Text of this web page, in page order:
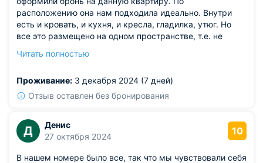
расположению она нам подходила идеально. Внутри
есть и кровать, и кухня, и кресла, гладилка, утюг. Но
все это размещено на одном пространстве, т.е. не
очень удобно. Но для временного проживания подходит
устроило.
Читать полностью
Проживание: 3 декабря 2024 (7 дней)
Отзыв оставлен без бронирования
Д
Денис
27 октября 2024
10
В нашем номере было все, так что мы чувствовали себя